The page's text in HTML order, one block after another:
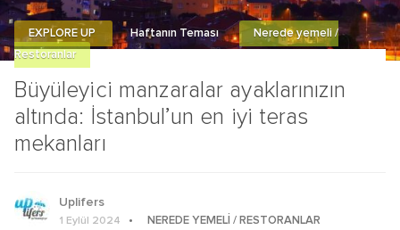
Büyüleyici manzaralar ayaklarınızın
altında: İstanbul’un en iyi teras
mekanları
EXPLORE UP Haftanın Teması
Nerede yemeli /
Restoranlar
Uplifers
1 Eylül 2024 NEREDE YEMELI / RESTORANLAR